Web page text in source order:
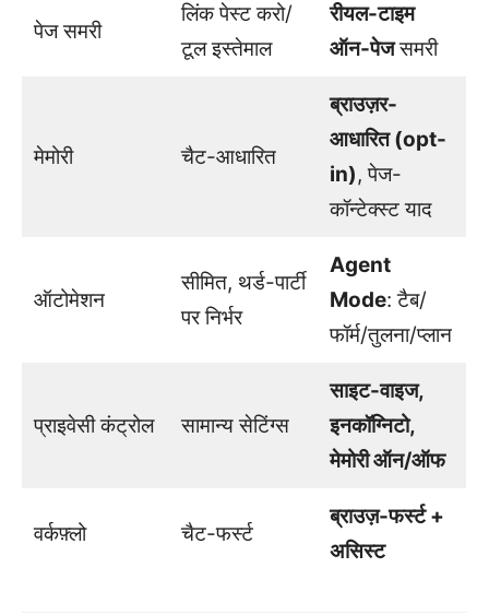
पेज समरी
लिंक पेस्ट करो/
टूल इस्तेमाल
रीयल-टाइम
ऑन-पेजसमरी
मेमोरी चैट-आधारित
ब्राउज़र-
आधारित (opt-
in), पेज-
कॉन्टेक्स्ट याद
ऑटोमेशन
सीमित, थर्ड-पार्टी
पर निर्भर
Agent
Mode: टैब/
फॉर्म/तुलना/प्लान
प्राइवेसी कंट्रोल सामान्य सेटिंग्स
साइट-वाइज,
इनकॉग्निटो,
मेमोरी ऑन/ऑफ
वर्कफ़्लो चैट-फर्स्ट
ब्राउज़-फर्स्ट +
असिस्ट